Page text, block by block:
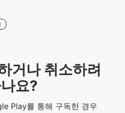
거나 취소하려
요?
Play를 통해 구독한 경우